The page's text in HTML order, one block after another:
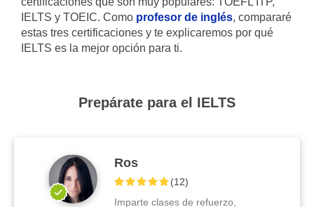
IELTS y TOEIC. Como profesor de inglés, compararé
estas tres certificaciones y te explicaremos por qué
IELTS es la mejor opción para ti.
Prepárate para el IELTS
Ros
(12)
Imparte clases de refuerzo,